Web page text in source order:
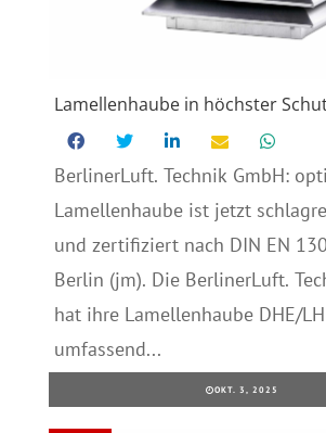
Lamellenhaube in höchster
BerlinerLuft. Technik GmbH:
Lamellenhaube ist jetzt
und zertifiziert nach DIN EN
Berlin (jm). Die BerlinerLuft.
hat ihre Lamellenhaube DHE/LH
umfassend...
OKT. 3, 2025